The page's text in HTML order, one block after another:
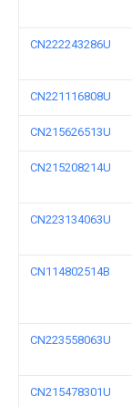
CN222243286U
CN221116808U
CN215626513U
CN215208214U
CN223134063U
CN114802514B
CN223558063U
CN215478301U